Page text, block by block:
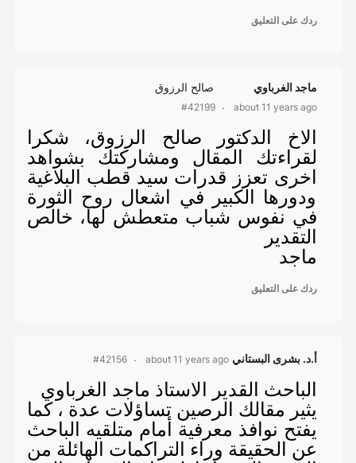
ردك على التعليق
ماجد الغرباوي صالح الرزوق
about 11 years ago
#42199
الاخ الدكتور صالح الرزوق، شكرا
لقراءتك المقال ومشاركتك بشواهد
اخرى تعزز قدرات سيد قطب البلاغية
ودورها الكبير في اشعال روح الثورة
في نفوس شباب متعطش لها، خالص
التقدير
ماجد
ردك على التعليق
أ.د. بشرى البستاني about 11 years ago
#42156
الباحث القدير الاستاذ ماجد الغرباوي
يثير مقالك الرصين تساؤلات عدة ، كما
يفتح نوافذ معرفية أمام متلقيه الباحث
عن الحقيقة وراء التراكمات الهائلة من